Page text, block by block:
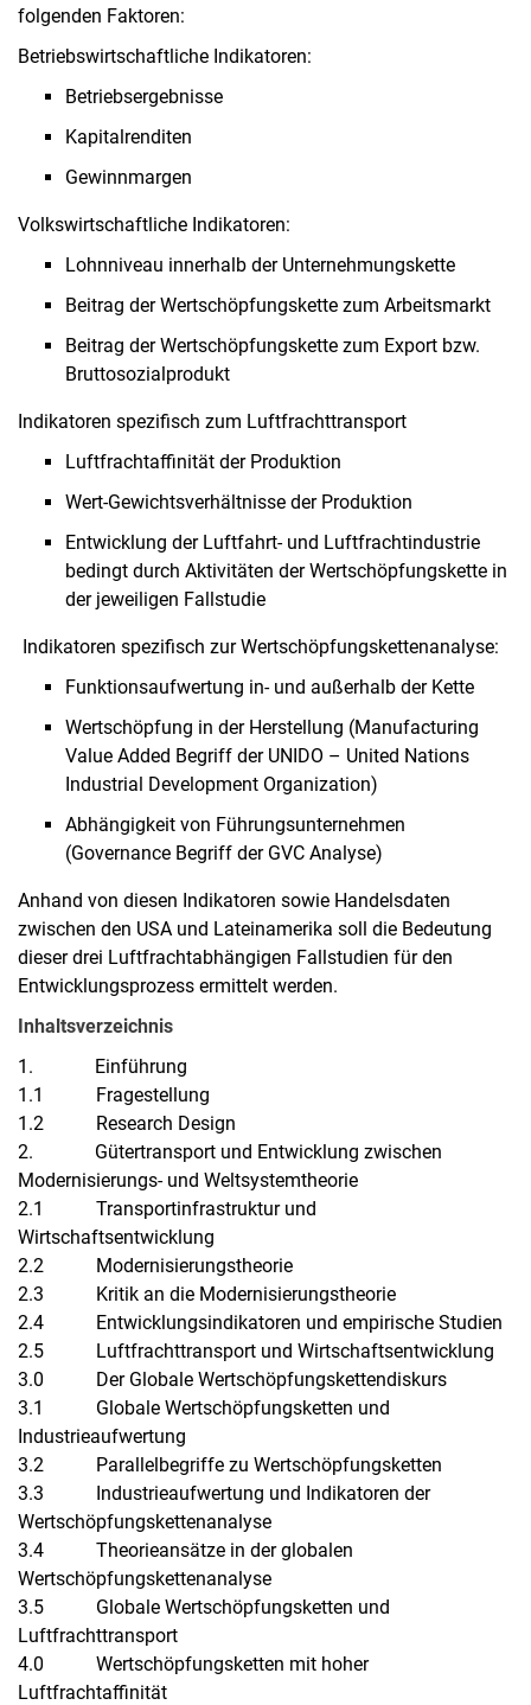
folgenden Faktoren:
Betriebswirtschaftliche Indikatoren:
Betriebsergebnisse
Kapitalrenditen
Gewinnmargen
Volkswirtschaftliche Indikatoren:
Lohnniveau innerhalb der Unternehmungskette
Beitrag der Wertschöpfungskette zum Arbeitsmarkt
Beitrag der Wertschöpfungskette zum Export bzw.
Bruttosozialprodukt
Indikatoren spezifisch zum Luftfrachttransport
Luftfrachtaffinität der Produktion
Wert-Gewichtsverhältnisse der Produktion
Entwicklung der Luftfahrt- und Luftfrachtindustrie
bedingt durch Aktivitäten der Wertschöpfungskette in
der jeweiligen Fallstudie
Indikatoren spezifisch zur Wertschöpfungskettenanalyse:
Funktionsaufwertung in- und außerhalb der Kette
Wertschöpfung in der Herstellung (Manufacturing
Value Added Begriff der UNIDO – United Nations
Industrial Development Organization)
Abhängigkeit von Führungsunternehmen
(Governance Begriff der GVC Analyse)
Anhand von diesen Indikatoren sowie Handelsdaten
zwischen den USA und Lateinamerika soll die Bedeutung
dieser drei Luftfrachtabhängigen Fallstudien für den
Entwicklungsprozess ermittelt werden.
Inhaltsverzeichnis
1. Einführung
1.1 Fragestellung
1.2 Research Design
2. Gütertransport und Entwicklung zwischen
Modernisierungs- und Weltsystemtheorie
2.1 Transportinfrastruktur und
Wirtschaftsentwicklung
2.2 Modernisierungstheorie
2.3 Kritik an die Modernisierungstheorie
2.4 Entwicklungsindikatoren und empirische Studien
2.5 Luftfrachttransport und Wirtschaftsentwicklung
3.0 Der Globale Wertschöpfungskettendiskurs
3.1 Globale Wertschöpfungsketten und
Industrieaufwertung
3.2 Parallelbegriffe zu Wertschöpfungsketten
3.3 Industrieaufwertung und Indikatoren der
Wertschöpfungskettenanalyse
3.4 Theorieansätze in der globalen
Wertschöpfungskettenanalyse
3.5 Globale Wertschöpfungsketten und
Luftfrachttransport
4.0 Wertschöpfungsketten mit hoher
Luftfrachtaffinität